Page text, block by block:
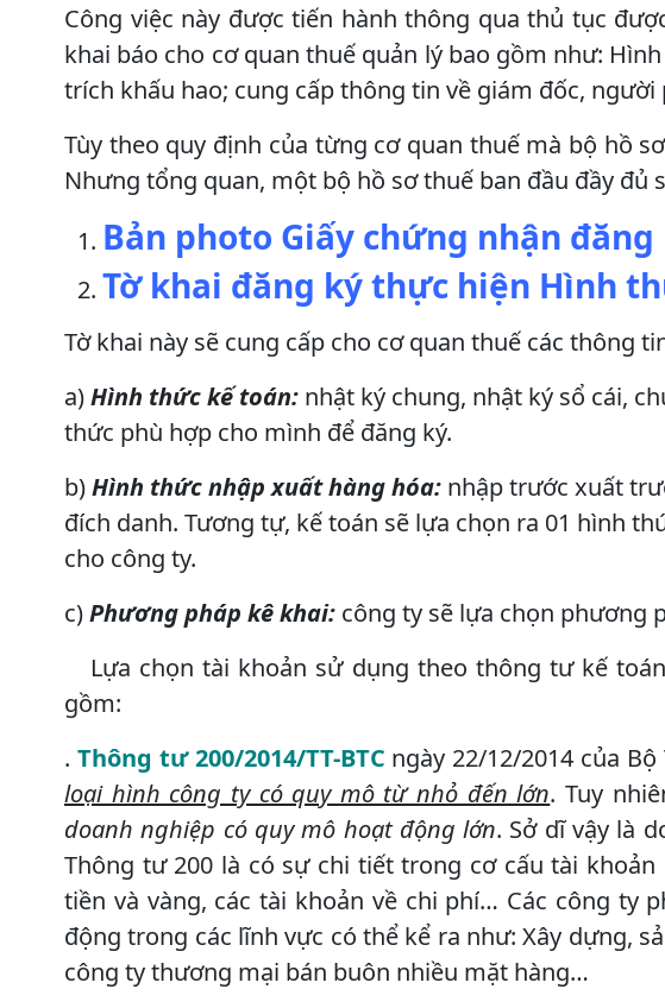
Công việc này được tiến hành thông qua thủ tục
khai báo cho cơ quan thuế quản lý bao gồm như:
trích khấu hao; cung cấp thông tin về giám đốc,
Tùy theo quy định của từng cơ quan thuế mà bộ hồ
Nhưng tổng quan, một bộ hồ sơ thuế ban đầu đầy đủ
Bản photo Giấy chứng nhận
Tờ khai đăng ký thực hiện Hình
Tờ khai này sẽ cung cấp cho cơ quan thuế các thông
a)Hình thức kế toán: nhật ký chung, nhật ký sổ cái,
thức phù hợp cho mình để đăng ký.
b)Hình thức nhập xuất hàng hóa: nhập trước xuất
đích danh. Tương tự, kế toán sẽ lựa chọn ra 01 hình
cho công ty.
c)Phương pháp kê khai: công ty sẽ lựa chọn phương
Lựa chọn tài khoản sử dụng theo thông tư kế
gồm:
. Thông tư 200/2014/TT-BTC ngày 22/12/2014 của
loại hình công ty có quy mô từ nhỏ đến lớn. Tuy
doanh nghiệp có quy mô hoạt động lớn. Sở dĩ vậy là
Thông tư 200 là có sự chi tiết trong cơ cấu tài
tiền và vàng, các tài khoản về chi phí… Các công ty
động trong các lĩnh vực có thể kể ra như: Xây dựng,
công ty thương mại bán buôn nhiều mặt hàng…